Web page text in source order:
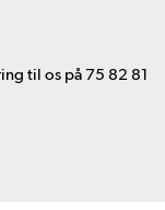
til os på 75 82 81